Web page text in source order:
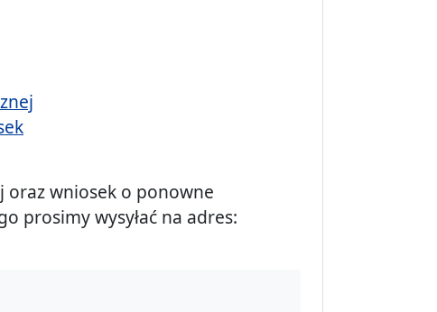
wniosek o ponowne
prosimy wysyłać na adres: